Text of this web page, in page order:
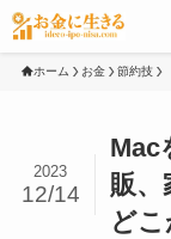
ホーム お金 節約技
Mac
販、
ど
2023
12/14